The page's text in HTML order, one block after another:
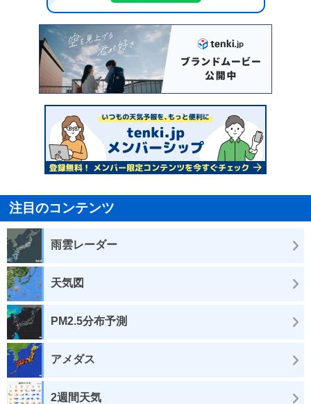
注目のコンテンツ
雨雲レーダー
天気図
PM2.5分布予測
アメダス
2週間天気